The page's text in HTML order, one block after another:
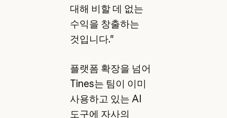
대해 비할 데 없는
수익을 창출하는
것입니다."
플랫폼 확장을 넘어
Tines는 팀이 이미
사용하고 있는 AI
도구에 자사의